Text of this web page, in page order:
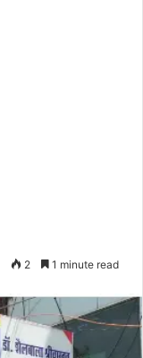
2 1 minute read